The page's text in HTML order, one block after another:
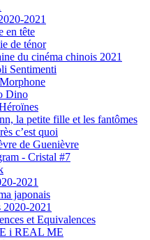
2021
en tête
de ténor
du cinéma chinois 2021
Sentimenti
Dino
la petite fille et les fantômes
c’est quoi
de Guenièvre
- Cristal #7
2021
japonais
2021
et Equivalences
i REAL ME